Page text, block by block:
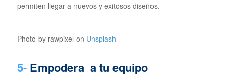
permiten llegar a nuevos y exitosos diseños.
Photo by rawpixel on Unsplash
5- Empodera a tu equipo